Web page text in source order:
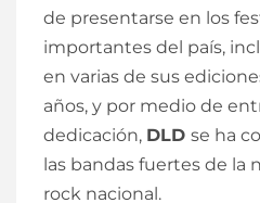
de presentarse en los
importantes del país,
en varias de sus
años, y por medio de
dedicación, DLD se ha
las bandas fuertes de la
rock nacional.